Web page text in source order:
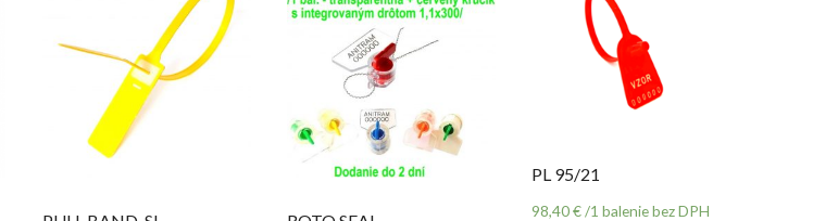
PL 95/21
98,40€/1 balenie bez DPH